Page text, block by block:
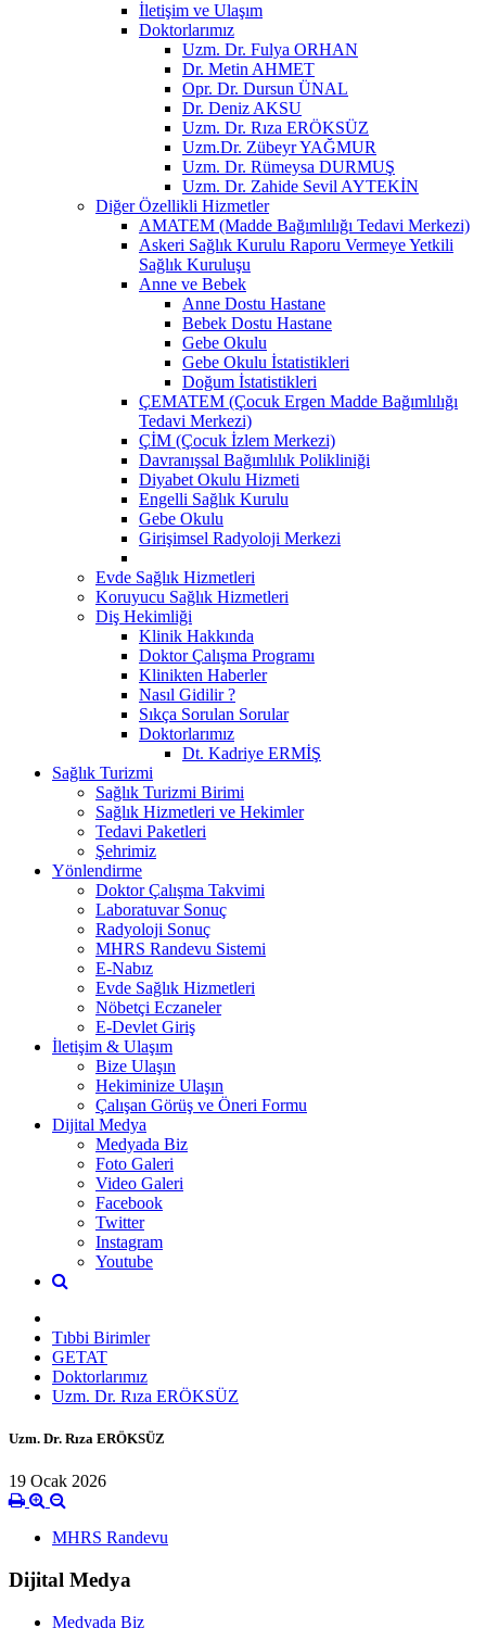
İletişim ve Ulaşım
Doktorlarımız
Uzm. Dr. Fulya ORHAN
Dr. Metin AHMET
Opr. Dr. Dursun ÜNAL
Dr. Deniz AKSU
Uzm. Dr. Rıza ERÖKSÜZ
Uzm.Dr. Zübeyr YAĞMUR
Uzm. Dr. Rümeysa DURMUŞ
Uzm. Dr. Zahide Sevil AYTEKİN
Diğer Özellikli Hizmetler
AMATEM (Madde Bağımlılığı Tedavi Merkezi)
Askeri Sağlık Kurulu Raporu Vermeye Yetkili
Sağlık Kuruluşu
Anne ve Bebek
Anne Dostu Hastane
Bebek Dostu Hastane
Gebe Okulu
Gebe Okulu İstatistikleri
Doğum İstatistikleri
ÇEMATEM (Çocuk Ergen Madde Bağımlılığı
Tedavi Merkezi)
ÇİM (Çocuk İzlem Merkezi)
Davranışsal Bağımlılık Polikliniği
Diyabet Okulu Hizmeti
Engelli Sağlık Kurulu
Gebe Okulu
Girişimsel Radyoloji Merkezi
Evde Sağlık Hizmetleri
Koruyucu Sağlık Hizmetleri
Diş Hekimliği
Klinik Hakkında
Doktor Çalışma Programı
Klinikten Haberler
Nasıl Gidilir ?
Sıkça Sorulan Sorular
Doktorlarımız
Dt. Kadriye ERMİŞ
Sağlık Turizmi
Sağlık Turizmi Birimi
Sağlık Hizmetleri ve Hekimler
Tedavi Paketleri
Şehrimiz
Yönlendirme
Doktor Çalışma Takvimi
Laboratuvar Sonuç
Radyoloji Sonuç
MHRS Randevu Sistemi
E-Nabız
Evde Sağlık Hizmetleri
Nöbetçi Eczaneler
E-Devlet Giriş
İletişim & Ulaşım
Bize Ulaşın
Hekiminize Ulaşın
Çalışan Görüş ve Öneri Formu
Dijital Medya
Medyada Biz
Foto Galeri
Video Galeri
Facebook
Twitter
Instagram
Youtube
Tıbbi Birimler
GETAT
Doktorlarımız
Uzm. Dr. Rıza ERÖKSÜZ
Uzm. Dr. Rıza ERÖKSÜZ
19 Ocak 2026
MHRS Randevu
Dijital Medya
Medyada Biz